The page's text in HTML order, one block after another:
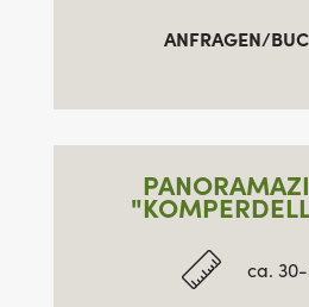
ANFRAGEN/
ca. 30-